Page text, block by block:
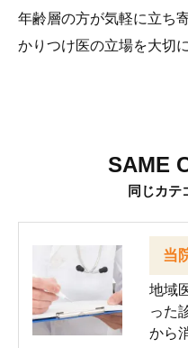
年齢層の方が気軽に立ち
かりつけ医の立場を大切
同じカテ
SAME
当
地域
った
から